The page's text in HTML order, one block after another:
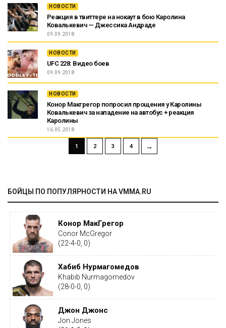
НОВОСТИ
Реакция в твиттере на нокаут в бою Каролина
Ковалькевич — Джессика Андраде
09.09.2018
НОВОСТИ
UFC 228: Видео боев
09.09.2018
НОВОСТИ
Конор Макгрегор попросил прощения у Каролины
Ковалькевич за нападение на автобус + реакция
Каролины
16.05.2018
1 2 3 4 →
БОЙЦЫ ПО ПОПУЛЯРНОСТИ НА VMMA.RU
Конор МакГрегор
Conor McGregor
(22-4-0, 0)
Хабиб Нурмагомедов
Khabib Nurmagomedov
(28-0-0, 0)
Джон Джонс
Jon Jones